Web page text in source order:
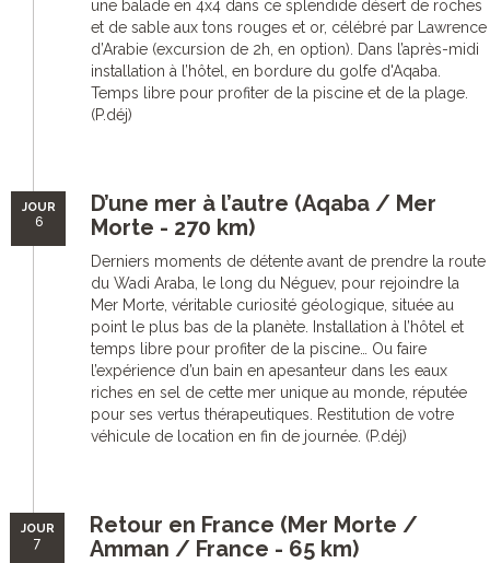
une balade en 4x4 dans ce splendide désert de roches
et de sable aux tons rouges et or, célébré par Lawrence
d’Arabie (excursion de 2h, en option). Dans l’après-midi
installation à l’hôtel, en bordure du golfe d'Aqaba.
Temps libre pour profiter de la piscine et de la plage.
(P.déj)
JOUR
6
D’une mer à l’autre (Aqaba / Mer
Morte - 270 km)
Derniers moments de détente avant de prendre la route
du Wadi Araba, le long du Néguev, pour rejoindre la
Mer Morte, véritable curiosité géologique, située au
point le plus bas de la planète. Installation à l’hôtel et
temps libre pour profiter de la piscine… Ou faire
l’expérience d’un bain en apesanteur dans les eaux
riches en sel de cette mer unique au monde, réputée
pour ses vertus thérapeutiques. Restitution de votre
véhicule de location en fin de journée. (P.déj)
JOUR
7
Retour en France (Mer Morte /
Amman / France - 65 km)